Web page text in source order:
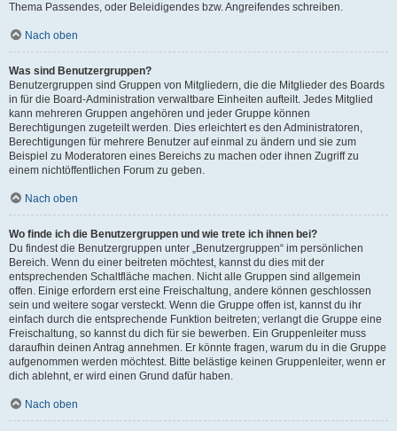
Thema Passendes, oder Beleidigendes bzw. Angreifendes schreiben.
Nach oben
Was sind Benutzergruppen?
Benutzergruppen sind Gruppen von Mitgliedern, die die Mitglieder des Boards
in für die Board-Administration verwaltbare Einheiten aufteilt. Jedes Mitglied
kann mehreren Gruppen angehören und jeder Gruppe können
Berechtigungen zugeteilt werden. Dies erleichtert es den Administratoren,
Berechtigungen für mehrere Benutzer auf einmal zu ändern und sie zum
Beispiel zu Moderatoren eines Bereichs zu machen oder ihnen Zugriff zu
einem nichtöffentlichen Forum zu geben.
Nach oben
Wo finde ich die Benutzergruppen und wie trete ich ihnen bei?
Du findest die Benutzergruppen unter „Benutzergruppen“ im persönlichen
Bereich. Wenn du einer beitreten möchtest, kannst du dies mit der
entsprechenden Schaltfläche machen. Nicht alle Gruppen sind allgemein
offen. Einige erfordern erst eine Freischaltung, andere können geschlossen
sein und weitere sogar versteckt. Wenn die Gruppe offen ist, kannst du ihr
einfach durch die entsprechende Funktion beitreten; verlangt die Gruppe eine
Freischaltung, so kannst du dich für sie bewerben. Ein Gruppenleiter muss
daraufhin deinen Antrag annehmen. Er könnte fragen, warum du in die Gruppe
aufgenommen werden möchtest. Bitte belästige keinen Gruppenleiter, wenn er
dich ablehnt, er wird einen Grund dafür haben.
Nach oben